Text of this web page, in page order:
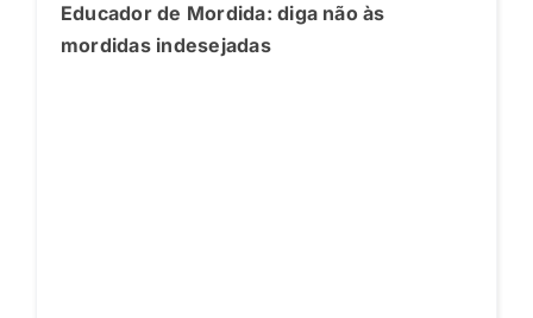
Educador de Mordida: diga não às
mordidas indesejadas